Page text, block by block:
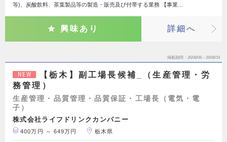
等)、炭酸飲料、茶葉製品等の製造・販売及び付帯する業務 【事業…
興味あり 詳細へ
掲載期間 26/08/06～26/08/19
NEW
【栃木】副工場長候補_（生産管理・労
務管理）
生産管理・品質管理・品質保証・工場長（電気・電
子）
株式会社ライフドリンクカンパニー
400万円 ～ 649万円 栃木県